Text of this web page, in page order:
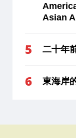
Asian
二十年
東海岸